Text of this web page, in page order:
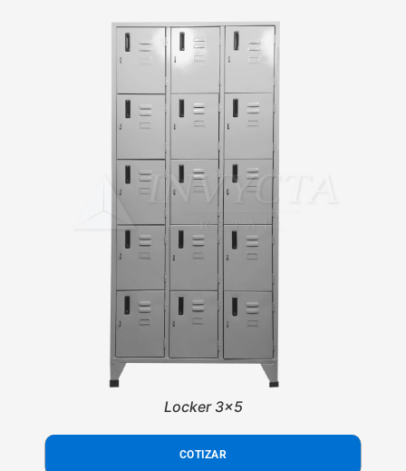
Locker 3x5
COTIZAR